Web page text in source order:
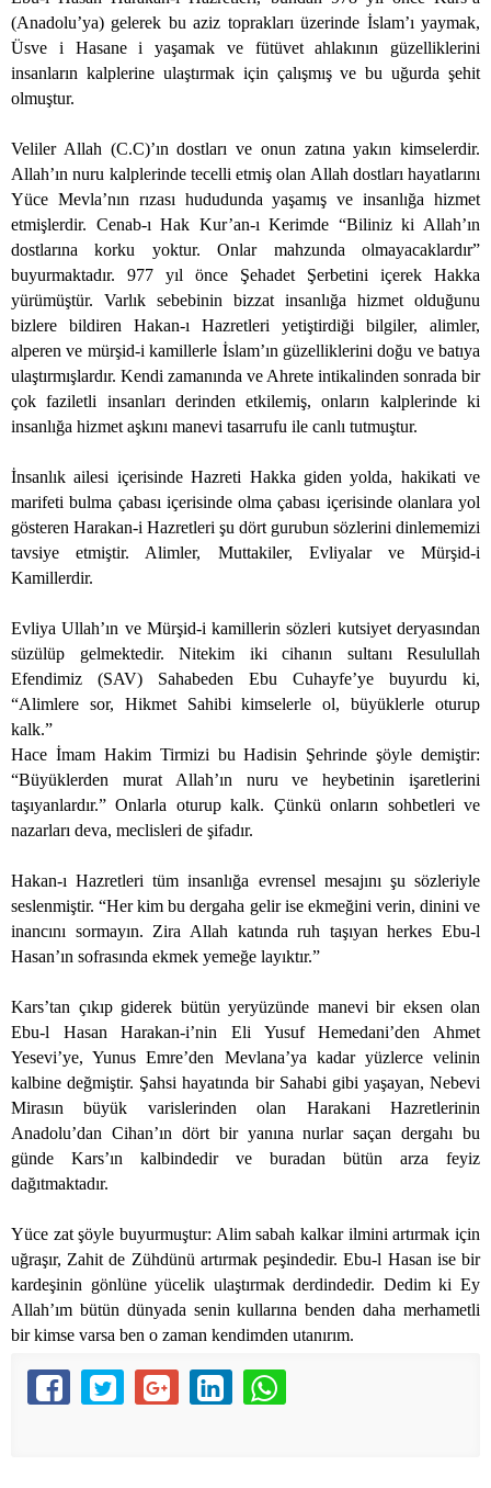
(Anadolu’ya) gelerek bu aziz toprakları üzerinde İslam’ı yaymak,
Üsve i Hasane i yaşamak ve fütüvet ahlakının güzelliklerini
insanların kalplerine ulaştırmak için çalışmış ve bu uğurda şehit
olmuştur.
Veliler Allah (C.C)’ın dostları ve onun zatına yakın kimselerdir.
Allah’ın nuru kalplerinde tecelli etmiş olan Allah dostları hayatlarını
Yüce Mevla’nın rızası hududunda yaşamış ve insanlığa hizmet
etmişlerdir. Cenab-ı Hak Kur’an-ı Kerimde “Biliniz ki Allah’ın
dostlarına korku yoktur. Onlar mahzunda olmayacaklardır”
buyurmaktadır. 977 yıl önce Şehadet Şerbetini içerek Hakka
yürümüştür. Varlık sebebinin bizzat insanlığa hizmet olduğunu
bizlere bildiren Hakan-ı Hazretleri yetiştirdiği bilgiler, alimler,
alperen ve mürşid-i kamillerle İslam’ın güzelliklerini doğu ve batıya
ulaştırmışlardır. Kendi zamanında ve Ahrete intikalinden sonrada bir
çok faziletli insanları derinden etkilemiş, onların kalplerinde ki
insanlığa hizmet aşkını manevi tasarrufu ile canlı tutmuştur.
İnsanlık ailesi içerisinde Hazreti Hakka giden yolda, hakikati ve
marifeti bulma çabası içerisinde olma çabası içerisinde olanlara yol
gösteren Harakan-i Hazretleri şu dört gurubun sözlerini dinlememizi
tavsiye etmiştir. Alimler, Muttakiler, Evliyalar ve Mürşid-i
Kamillerdir.
Evliya Ullah’ın ve Mürşid-i kamillerin sözleri kutsiyet deryasından
süzülüp gelmektedir. Nitekim iki cihanın sultanı Resulullah
Efendimiz (SAV) Sahabeden Ebu Cuhayfe’ye buyurdu ki,
“Alimlere sor, Hikmet Sahibi kimselerle ol, büyüklerle oturup
kalk.”
Hace İmam Hakim Tirmizi bu Hadisin Şehrinde şöyle demiştir:
“Büyüklerden murat Allah’ın nuru ve heybetinin işaretlerini
taşıyanlardır.” Onlarla oturup kalk. Çünkü onların sohbetleri ve
nazarları deva, meclisleri de şifadır.
Hakan-ı Hazretleri tüm insanlığa evrensel mesajını şu sözleriyle
seslenmiştir. “Her kim bu dergaha gelir ise ekmeğini verin, dinini ve
inancını sormayın. Zira Allah katında ruh taşıyan herkes Ebu-l
Hasan’ın sofrasında ekmek yemeğe layıktır.”
Kars’tan çıkıp giderek bütün yeryüzünde manevi bir eksen olan
Ebu-l Hasan Harakan-i’nin Eli Yusuf Hemedani’den Ahmet
Yesevi’ye, Yunus Emre’den Mevlana’ya kadar yüzlerce velinin
kalbine değmiştir. Şahsi hayatında bir Sahabi gibi yaşayan, Nebevi
Mirasın büyük varislerinden olan Harakani Hazretlerinin
Anadolu’dan Cihan’ın dört bir yanına nurlar saçan dergahı bu
günde Kars’ın kalbindedir ve buradan bütün arza feyiz
dağıtmaktadır.
Yüce zat şöyle buyurmuştur: Alim sabah kalkar ilmini artırmak için
uğraşır, Zahit de Zühdünü artırmak peşindedir. Ebu-l Hasan ise bir
kardeşinin gönlüne yücelik ulaştırmak derdindedir. Dedim ki Ey
Allah’ım bütün dünyada senin kullarına benden daha merhametli
bir kimse varsa ben o zaman kendimden utanırım.